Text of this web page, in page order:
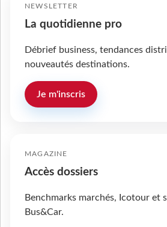
NEWSLETTER
La quotidienne pro
Débrief business, tendances
nouveautés destinations.
Je m'inscris
MAGAZINE
Accès dossiers
Benchmarks marchés, Icotour et
Bus&Car.